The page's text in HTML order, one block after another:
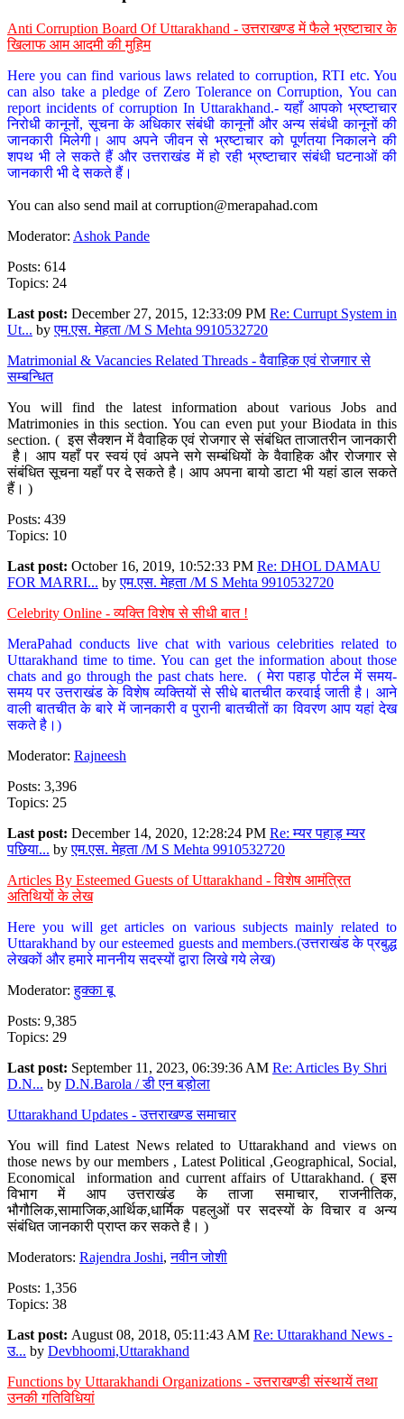
Anti Corruption Board Of Uttarakhand - उत्तराखण्ड में फैले भ्रष्टाचार के
खिलाफ आम आदमी की मुहिम
Here you can find various laws related to corruption, RTI etc. You
can also take a pledge of Zero Tolerance on Corruption, You can
report incidents of corruption In Uttarakhand.- यहाँ आपको भ्रष्टाचार
निरोधी कानूनों, सूचना के अधिकार संबंधी कानूनों और अन्य संबंधी कानूनों की
जानकारी मिलेगी। आप अपने जीवन से भ्रष्टाचार को पूर्णतया निकालने की
शपथ भी ले सकते हैं और उत्तराखंड में हो रही भ्रष्टाचार संबंधी घटनाओं की
जानकारी भी दे सकते हैं।
You can also send mail at corruption@merapahad.com
Moderator: Ashok Pande
Posts: 614
Topics: 24
Last post: December 27, 2015, 12:33:09 PM Re: Currupt System in
Ut... byएम.एस. मेहता /M S Mehta 9910532720
Matrimonial & Vacancies Related Threads - वैवाहिक एवं रोजगार से
सम्बन्धित
You will find the latest information about various Jobs and
Matrimonies in this section. You can even put your Biodata in this
section. ( इस सैक्शन में वैवाहिक एवं रोजगार से संबंधित ताजातरीन जानकारी
है। आप यहाँ पर स्वयं एवं अपने सगे सम्बंधियों के वैवाहिक और रोजगार से
संबंधित सूचना यहाँ पर दे सकते है। आप अपना बायो डाटा भी यहां डाल सकते
हैं। )
Posts: 439
Topics: 10
Last post: October 16, 2019, 10:52:33 PM Re: DHOL DAMAU
FOR MARRI... byएम.एस. मेहता /M S Mehta 9910532720
Celebrity Online - व्यक्ति विशेष से सीधी बात !
MeraPahad conducts live chat with various celebrities related to
Uttarakhand time to time. You can get the information about those
chats and go through the past chats here. ( मेरा पहाड़ पोर्टल में समय-
समय पर उत्तराखंड के विशेष व्यक्तियों से सीधे बातचीत करवाई जाती है। आने
वाली बातचीत के बारे में जानकारी व पुरानी बातचीतों का विवरण आप यहां देख
सकते है।)
Moderator: Rajneesh
Posts: 3,396
Topics: 25
Last post: December 14, 2020, 12:28:24 PM Re: म्यर पहाड़ म्यर
पछिया... byएम.एस. मेहता /M S Mehta 9910532720
Articles By Esteemed Guests of Uttarakhand - विशेष आमंत्रित
अतिथियों के लेख
Here you will get articles on various subjects mainly related to
Uttarakhand by our esteemed guests and members.(उत्तराखंड के प्रबुद्ध
लेखकों और हमारे माननीय सदस्यों द्वारा लिखे गये लेख)
Moderator:हुक्का बू
Posts: 9,385
Topics: 29
Last post: September 11, 2023, 06:39:36 AM Re: Articles By Shri
D.N... by D.N.Barola / डी एन बड़ोला
Uttarakhand Updates - उत्तराखण्ड समाचार
You will find Latest News related to Uttarakhand and views on
those news by our members , Latest Political ,Geographical, Social,
Economical information and current affairs of Uttarakhand. ( इस
विभाग में आप उत्तराखंड के ताजा समाचार, राजनीतिक,
भौगौलिक,सामाजिक,आर्थिक,धार्मिक पहलुओं पर सदस्यों के विचार व अन्य
संबंधित जानकारी प्राप्त कर सकते है। )
Moderators: Rajendra Joshi,नवीन जोशी
Posts: 1,356
Topics: 38
Last post: August 08, 2018, 05:11:43 AM Re: Uttarakhand News -
उ... by Devbhoomi,Uttarakhand
Functions by Uttarakhandi Organizations - उत्तराखण्डी संस्थायें तथा
उनकी गतिविधियां